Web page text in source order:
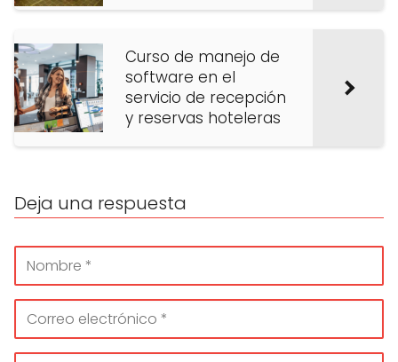
Curso de manejo de
software en el
servicio de recepción
y reservas hoteleras
Deja una respuesta